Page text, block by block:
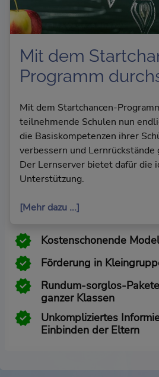
Mit dem
Programm
Mit dem Startchancen-
teilnehmende Schulen nun
die Basiskompetenzen ihrer
verbessern und Lernrückstände
Der Lernserver bietet dafür die
Unterstützung.
[Mehr dazu ...]
Kostenschonende
Förderung in
Rundum-sorglos-
ganzer Klassen
Unkompliziertes
Einbinden der Eltern